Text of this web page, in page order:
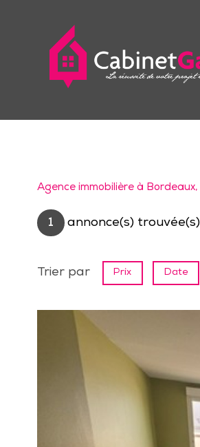
Agence immobilière à
1 annonce(s)
Trier par Prix Date